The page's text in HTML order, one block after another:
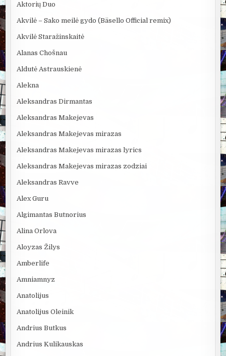
Aktorių Duo
Akvilė – Sako meilė gydo (Bäsello Official remix)
Akvilė Staražinskaitė
Alanas Chošnau
Aldutė Astrauskienė
Alekna
Aleksandras Dirmantas
Aleksandras Makejevas
Aleksandras Makejevas mirazas
Aleksandras Makejevas mirazas lyrics
Aleksandras Makejevas mirazas zodziai
Aleksandras Ravve
Alex Guru
Algimantas Butnorius
Alina Orlova
Aloyzas Žilys
Amberlife
Amniamnyz
Anatolijus
Anatolijus Oleinik
Andrius Butkus
Andrius Kulikauskas